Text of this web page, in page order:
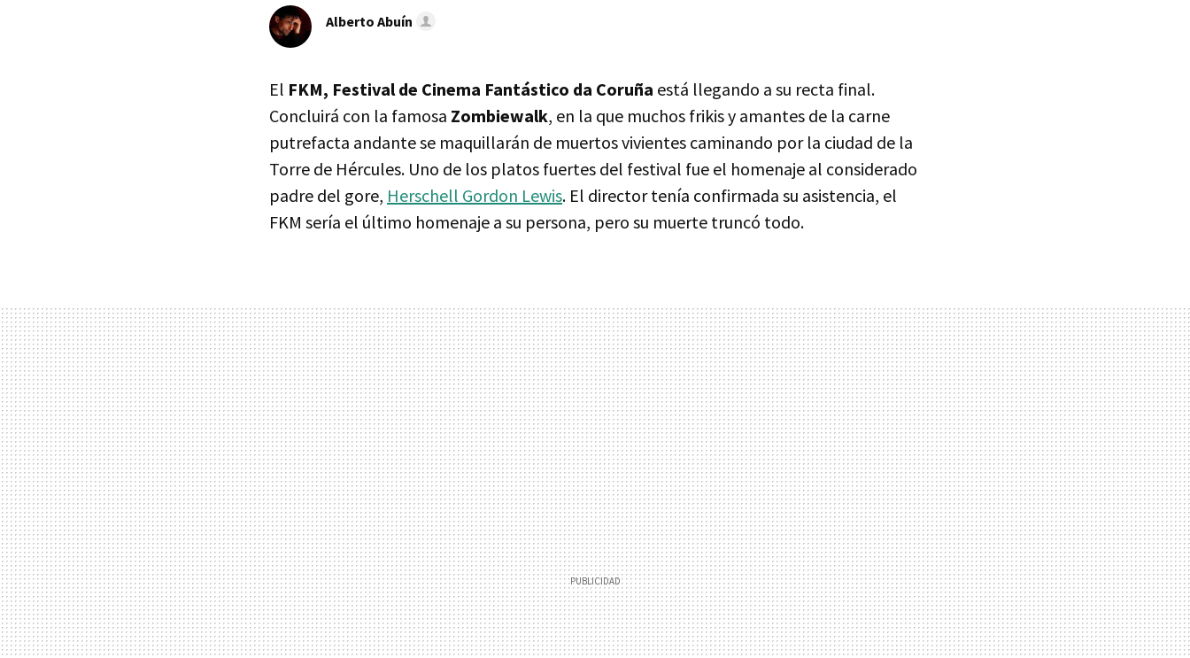
Alberto Abuín
El FKM, Festival de Cinema Fantástico da Coruña está llegando a su recta final.
Concluirá con la famosa Zombiewalk, en la que muchos frikis y amantes de la carne
putrefacta andante se maquillarán de muertos vivientes caminando por la ciudad de la
Torre de Hércules. Uno de los platos fuertes del festival fue el homenaje al considerado
padre del gore, Herschell Gordon Lewis. El director tenía confirmada su asistencia, el
FKM sería el último homenaje a su persona, pero su muerte truncó todo.